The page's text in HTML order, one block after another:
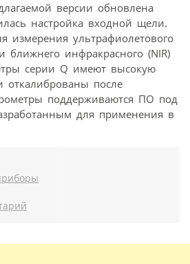
версии обновлена
настройка входной щели.
измерения ультрафиолетового
ближнего инфракрасного (NIR)
серии Q имеют высокую
откалиброваны после
поддерживаются ПО под
для применения в